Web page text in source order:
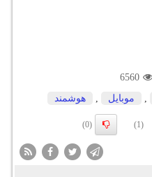
6560
, موبایل , هوشمند
(1)
(0)